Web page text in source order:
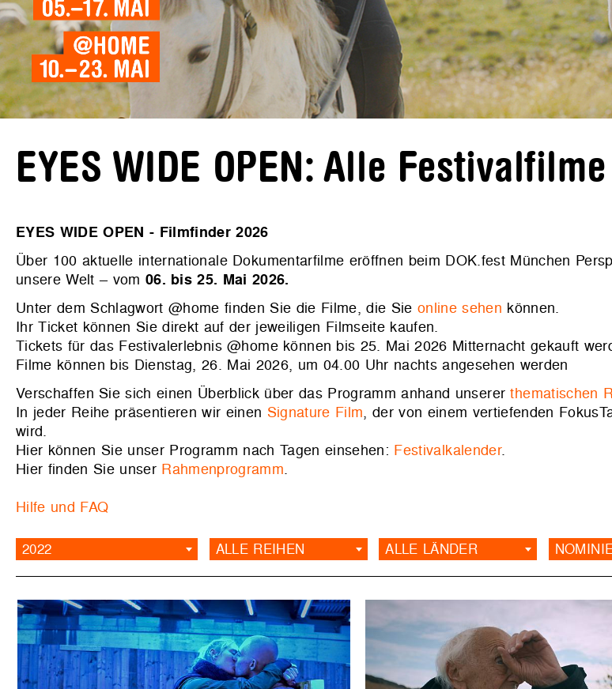
EYES WIDE OPEN: Alle
EYES WIDE OPEN - Filmfinder 2026
Über 100 aktuelle internationale Dokumentarfilme eröffnen beim DOK.fest München
unsere Welt – vom 06. bis 25. Mai 2026.
Unter dem Schlagwort @home finden Sie die Filme, die Sie online sehen können.
Ihr Ticket können Sie direkt auf der jeweiligen Filmseite kaufen.
Tickets für das Festivalerlebnis @home können bis 25. Mai 2026 Mitternacht gekauft
Filme können bis Dienstag, 26. Mai 2026, um 04.00 Uhr nachts angesehen werden
Verschaffen Sie sich einen Überblick über das Programm anhand unsererthematischen
In jeder Reihe präsentieren wir einen Signature Film, der von einem vertiefenden
wird.
Hier können Sie unser Programm nach Tagen einsehen: Festivalkalender.
Hier finden Sie unser Rahmenprogramm.
Hilfe und FAQ
2022 ALLE REIHEN ALLE LÄNDER